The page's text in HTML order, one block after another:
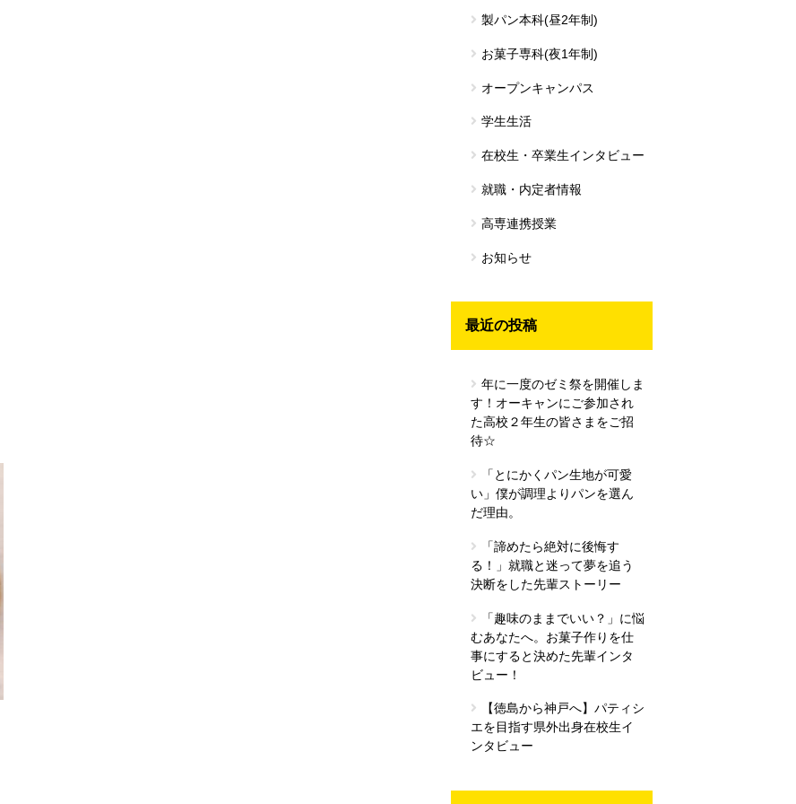
製パン本科(昼2年制)
お菓子専科(夜1年制)
オープンキャンパス
学生生活
在校生・卒業生インタビュー
就職・内定者情報
高専連携授業
お知らせ
最近の投稿
年に一度のゼミ祭を開催しま
す！オーキャンにご参加され
た高校２年生の皆さまをご招
待☆
「とにかくパン生地が可愛
い」僕が調理よりパンを選ん
だ理由。
「諦めたら絶対に後悔す
る！」就職と迷って夢を追う
決断をした先輩ストーリー
「趣味のままでいい？」に悩
むあなたへ。お菓子作りを仕
事にすると決めた先輩インタ
ビュー！
【徳島から神戸へ】パティシ
エを目指す県外出身在校生イ
ンタビュー